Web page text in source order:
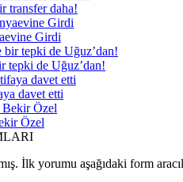
transfer daha!
Girdi
tepki de Uğuz’dan!
davet etti
Özel
İlk yorumu aşağıdaki form